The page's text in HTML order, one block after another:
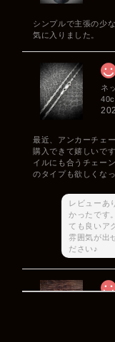
シンプルで主張の少
気に入りました。
最近、アンカーチェ
購入できて嬉しいで
イルにも合うチェー
のタイプも欲しくな
レビューあ
かったです
ても良いア
雰囲気が出
ださい♪